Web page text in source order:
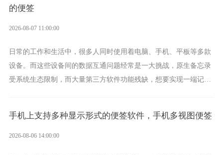
的便签
2026-08-07 11:00:00
日常的工作和生活中，很多人同时使用着电脑、手机、平板等多款
设备。而这些设备间的数据互通问题经常是一大挑战，原生备忘录
受系统生态限制，而大量第三方软件功能残缺，想要实现一端记
手机上支持多种显示形式的便签软件，手机多视图便签
2026-08-06 14:00:00